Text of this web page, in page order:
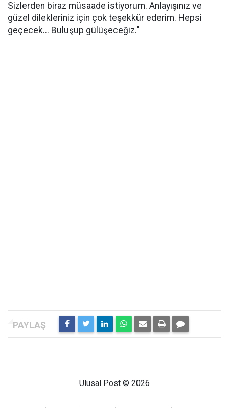
Sizlerden biraz müsaade istiyorum. Anlayışınız ve
güzel dilekleriniz için çok teşekkür ederim. Hepsi
geçecek... Buluşup gülüşeceğiz."
Ulusal Post © 2026